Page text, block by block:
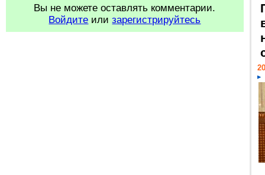
Вы не можете оставлять комментарии.
Войдите илизарегистрируйтесь